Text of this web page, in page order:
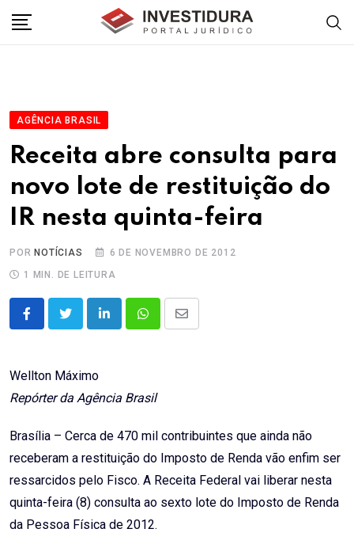
AGÊNCIA BRASIL
Receita abre consulta para
novo lote de restituição do
IR nesta quinta-feira
POR NOTÍCIAS
6 DE NOVEMBRO DE 2012
1 MIN. DE LEITURA
LinkedInWhatsappShare
Wellton Máximo
Repórter da Agência Brasil
Brasília – Cerca de 470 mil contribuintes que ainda não
receberam a restituição do Imposto de Renda vão enfim ser
ressarcidos pelo Fisco. A Receita Federal vai liberar nesta
quinta-feira (8) consulta ao sexto lote do Imposto de Renda
da Pessoa Física de 2012.